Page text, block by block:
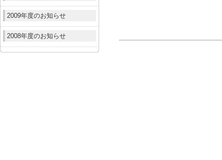
2009年度のお知らせ
2008年度のお知らせ